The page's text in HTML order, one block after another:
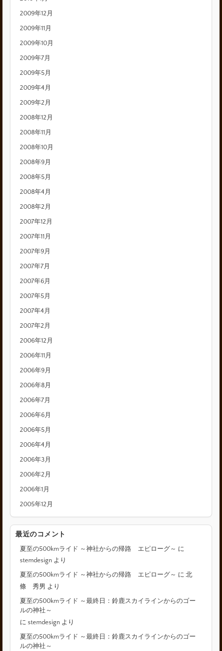
2009年12月
2009年11月
2009年10月
2009年7月
2009年5月
2009年4月
2009年2月
2008年12月
2008年11月
2008年10月
2008年9月
2008年5月
2008年4月
2008年2月
2007年12月
2007年11月
2007年9月
2007年7月
2007年6月
2007年5月
2007年4月
2007年2月
2006年12月
2006年11月
2006年9月
2006年8月
2006年7月
2006年6月
2006年5月
2006年4月
2006年3月
2006年2月
2006年1月
2005年12月
最近のコメント
夏至の500kmライド ～神社からの帰路 エピローグ～ に
stemdesign より
夏至の500kmライド ～神社からの帰路 エピローグ～ に北
條 秀男 より
夏至の500kmライド ～最終日：鈴鹿スカイラインからのゴー
ルの神社～
にstemdesign より
夏至の500kmライド ～最終日：鈴鹿スカイラインからのゴー
ルの神社～